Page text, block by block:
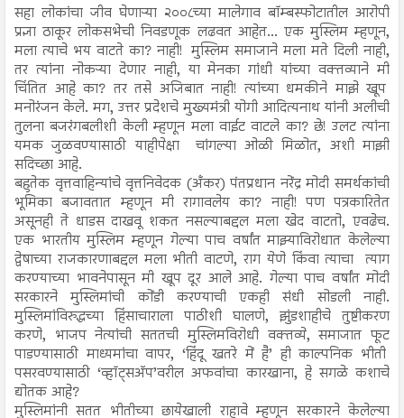
सहा लोकांचा जीव घेणाऱ्या २००८च्या मालेगाव बॉम्बस्फोटातील आरोपी
प्रज्ञा ठाकूर लोकसभेची निवडणूक लढवत आहेत... एक मुस्लिम म्हणून,
मला त्याचे भय वाटते का? नाही! मुस्लिम समाजाने मला मते दिली नाही,
तर त्यांना नोकऱ्या देणार नाही, या मेनका गांधी यांच्या वक्तव्याने मी
चिंतित आहे का? तर तसे अजिबात नाही! त्यांच्या धमकीने माझे खूप
मनोरंजन केले. मग, उत्तर प्रदेशचे मुख्यमंत्री योगी आदित्यनाथ यांनी अलीची
तुलना बजरंगबलीशी केली म्हणून मला वाईट वाटले का? छे! उलट त्यांना
यमक जुळवण्यासाठी याहीपेक्षा चांगल्या ओळी मिळोत, अशी माझी
सदिच्छा आहे.
बहुतेक वृत्तवाहिन्यांचे वृत्तनिवेदक (अँकर) पंतप्रधान नरेंद्र मोदी समर्थकांची
भूमिका बजावतात म्हणून मी रागावलेय का? नाही! पण पत्रकारितेत
असूनही ते धाडस दाखवू शकत नसल्याबद्दल मला खेद वाटतो, एवढेच.
एक भारतीय मुस्लिम म्हणून गेल्या पाच वर्षांत माझ्याविरोधात केलेल्या
द्वेषाच्या राजकारणाबद्दल मला भीती वाटणे, राग येणे किंवा त्याचा त्याग
करण्याच्या भावनेपासून मी खूप दूर आले आहे. गेल्या पाच वर्षांत मोदी
सरकारने मुस्लिमांची कोंडी करण्याची एकही संधी सोडली नाही.
मुस्लिमांविरुद्धच्या हिंसाचाराला पाठीशी घालणे, झुंडशाहीचे तुष्टीकरण
करणे, भाजप नेत्यांची सततची मुस्लिमविरोधी वक्तव्ये, समाजात फूट
पाडण्यासाठी माध्यमांचा वापर, ‘हिंदू खतरे में है’ ही काल्पनिक भीती
पसरवण्यासाठी ‘व्हॉट्सअ‍ॅप’वरील अफवांचा कारखाना, हे सगळे कशाचे
द्योतक आहे?
मुस्लिमांनी सतत भीतीच्या छायेखाली राहावे म्हणून सरकारने केलेल्या